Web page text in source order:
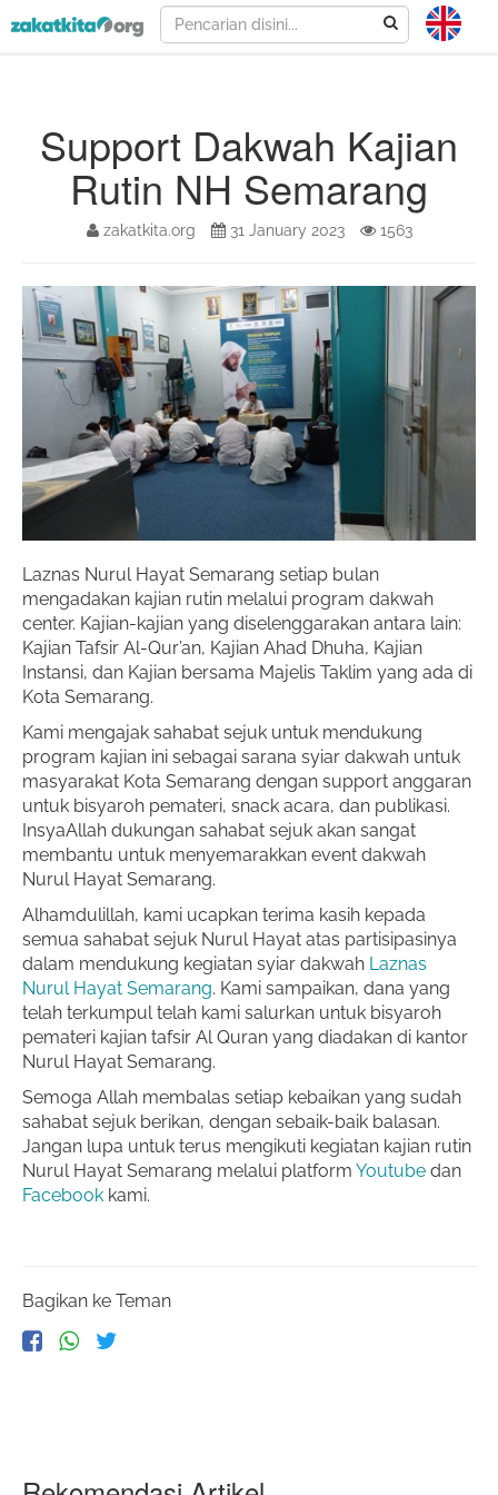
Support Dakwah Kajian
Rutin NH Semarang
zakatkita.org 31 January 2023 1563
Laznas Nurul Hayat Semarang setiap bulan
mengadakan kajian rutin melalui program dakwah
center. Kajian-kajian yang diselenggarakan antara lain:
Kajian Tafsir Al-Qur’an, Kajian Ahad Dhuha, Kajian
Instansi, dan Kajian bersama Majelis Taklim yang ada di
Kota Semarang.
Kami mengajak sahabat sejuk untuk mendukung
program kajian ini sebagai sarana syiar dakwah untuk
masyarakat Kota Semarang dengan support anggaran
untuk bisyaroh pemateri, snack acara, dan publikasi.
InsyaAllah dukungan sahabat sejuk akan sangat
membantu untuk menyemarakkan event dakwah
Nurul Hayat Semarang.
Alhamdulillah, kami ucapkan terima kasih kepada
semua sahabat sejuk Nurul Hayat atas partisipasinya
dalam mendukung kegiatan syiar dakwah Laznas
Nurul Hayat Semarang. Kami sampaikan, dana yang
telah terkumpul telah kami salurkan untuk bisyaroh
pemateri kajian tafsir Al Quran yang diadakan di kantor
Nurul Hayat Semarang.
Semoga Allah membalas setiap kebaikan yang sudah
sahabat sejuk berikan, dengan sebaik-baik balasan.
Jangan lupa untuk terus mengikuti kegiatan kajian rutin
Nurul Hayat Semarang melalui platform Youtube dan
Facebook kami.
Bagikan ke Teman